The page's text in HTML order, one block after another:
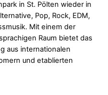
in St. Pölten wieder in
Pop, Rock, EDM,
Mit einem der
Raum bietet das
aus internationalen
und etablierten